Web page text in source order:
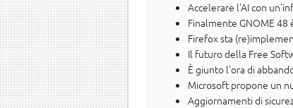
Accelerare l'AI con
Finalmente GNOME 48
Firefox sta
Il futuro della Free
È giunto l'ora di
Microsoft propone un
Aggiornamenti di